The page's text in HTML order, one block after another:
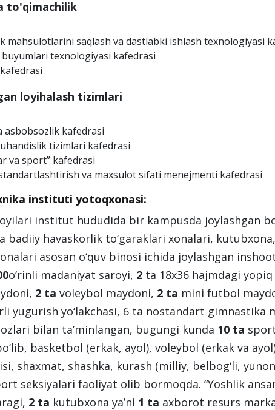
to'qimachilik
mahsulotlarini saqlash va dastlabki ishlash texnologiyasi
texnologiyasi kafedrasi
loyihalash tizimlari
asbobsozlik kafedrasi
tizimlari kafedrasi
va sport” kafedrasi
va maxsulot sifati menejmenti kafedrasi
instituti yotoqxonasi:
institut hududida bir kampusda joylashgan
badiiy havaskorlik to‘garaklari xonalari,
asosan o‘quv binosi ichida joylashgan
o‘rinli madaniyat saroyi, 2ta 18x36 hajmdagi
2 ta voleybol maydoni, 2 ta mini futbol
yugurish yo‘lakchasi, 6 ta nostandart gimnastika
bilan ta’minlangan, bugungi kunda 10 ta
basketbol (erkak, ayol), voleybol (erkak va
shaxmat, shashka, kurash (milliy, belbog‘li,
seksiyalari faoliyat olib bormoqda. “Yoshlik
2 ta kutubxona ya’ni 1 ta axborot resurs